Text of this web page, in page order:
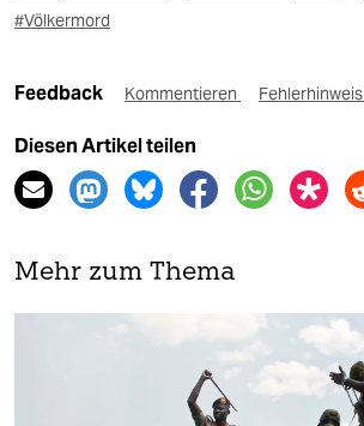
#Völkermord
Feedback Kommentieren Fehlerhinweis
Diesen Artikel teilen
Mehr zum Thema